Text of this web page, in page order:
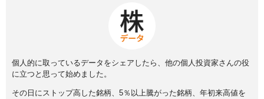
個人的に取っているデータをシェアしたら、他の個人投資家さんの役
に立つと思って始めました。
その日にストップ高した銘柄、5％以上騰がった銘柄、年初来高値を